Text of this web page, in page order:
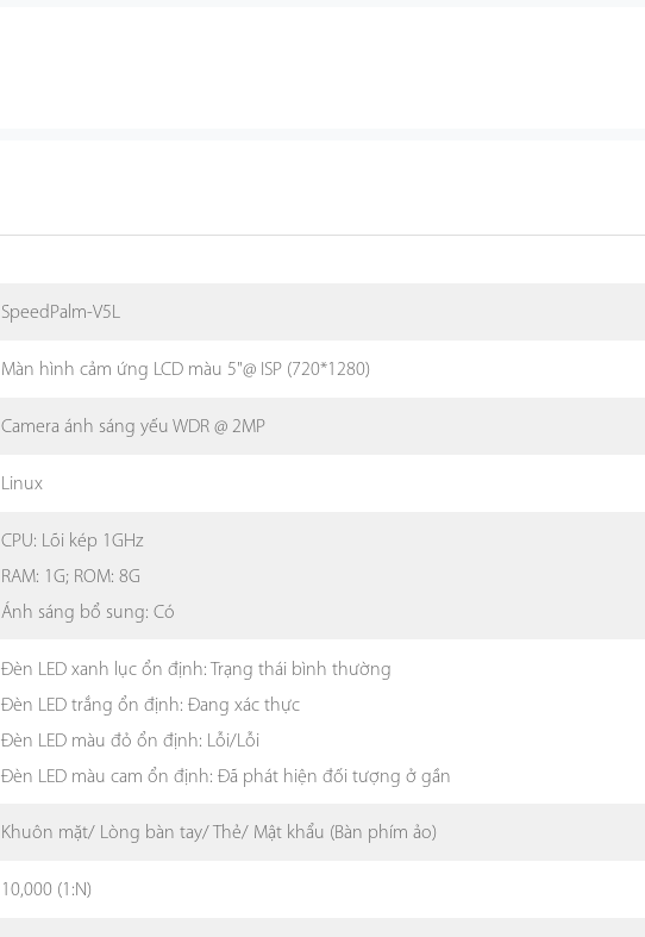
SpeedPalm-V5L
Màn hình cảm ứng LCD màu 5"@ ISP (720*1280)
Camera ánh sáng yếu WDR @ 2MP
Linux
CPU: Lõi kép 1GHz
RAM: 1G; ROM: 8G
Ánh sáng bổ sung: Có
Đèn LED xanh lục ổn định: Trạng thái bình thường
Đèn LED trắng ổn định: Đang xác thực
Đèn LED màu đỏ ổn định: Lỗi/Lỗi
Đèn LED màu cam ổn định: Đã phát hiện đối tượng ở gần
Khuôn mặt/ Lòng bàn tay/ Thẻ/ Mật khẩu (Bàn phím ảo)
10,000 (1:N)